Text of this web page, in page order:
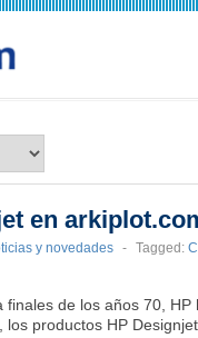
en
y novedades - Tagged:
de los años 70,
productos HP